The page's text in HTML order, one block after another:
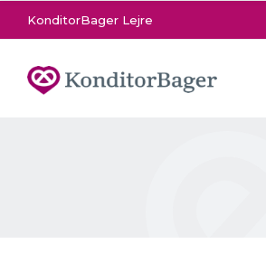
KonditorBager Lejre